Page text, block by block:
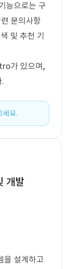
능으로는 구
문의사항
및 추천 기
가 있으며,
세요.
개발
을 설계하고